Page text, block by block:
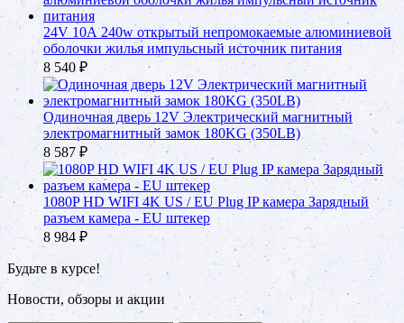
24V 10А 240w открытый непромокаемые алюминиевой
оболочки жилья импульсный источник питания
8 540 ₽
Одиночная дверь 12V Электрический магнитный
электромагнитный замок 180KG (350LB)
8 587 ₽
1080P HD WIFI 4K US / EU Plug IP камера Зарядный
разъем камера - EU штекер
8 984 ₽
Будьте в курсе!
Новости, обзоры и акции